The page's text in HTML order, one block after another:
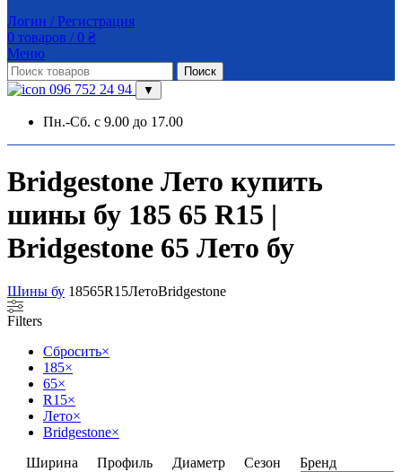
Логин / Регистрация
0 товаров / 0 ₴
Меню
Поиск
096 752 24 94 ▼
Пн.-Сб. с 9.00 до 17.00
Bridgestone Лето купить
шины бу 185 65 R15 |
Bridgestone 65 Лето бу
Шины бу 18565R15ЛетоBridgestone
Filters
Сбросить×
185×
65×
R15×
Лето×
Bridgestone×
Ширина
Профиль
Диаметр
Сезон
Бренд